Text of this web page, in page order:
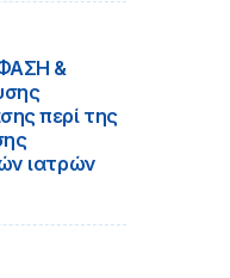
&
περί της
ιατρών